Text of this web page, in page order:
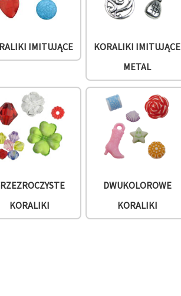
IMITUJĄCE
KORALIKI IMITUJĄCE
METAL
KORALIKI
DWUKOLOROWE
KORALIKI